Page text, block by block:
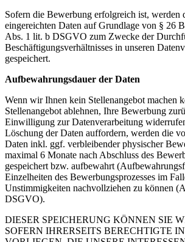
Sofern die Bewerbung erfolgreich ist, werden
eingereichten Daten auf Grundlage von § 26
Abs. 1 lit. b DSGVO zum Zwecke der
Beschäftigungsverhältnisses in unseren
gespeichert.
Aufbewahrungsdauer der Daten
Wenn wir Ihnen kein Stellenangebot machen
Stellenangebot ablehnen, Ihre Bewerbung
Einwilligung zur Datenverarbeitung
Löschung der Daten auffordern, werden die
Daten inkl. ggf. verbleibender physischer
maximal 6 Monate nach Abschluss des
gespeichert bzw. aufbewahrt
Einzelheiten des Bewerbungsprozesses im
Unstimmigkeiten nachvollziehen zu können
DSGVO).
DIESER SPEICHERUNG KÖNNEN SIE
SOFERN IHRERSEITS BERECHTIGTE